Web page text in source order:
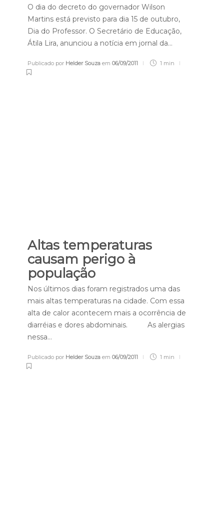
O dia do decreto do governador Wilson
Martins está previsto para dia 15 de outubro,
Dia do Professor. O Secretário de Educação,
Átila Lira, anunciou a notícia em jornal da…
Publicado por Helder Souza em 06/09/2011 1 min
Altas temperaturas
causam perigo à
população
Nos últimos dias foram registrados uma das
mais altas temperaturas na cidade. Com essa
alta de calor acontecem mais a ocorrência de
diarréias e dores abdominais. As alergias
nessa…
Publicado por Helder Souza em 06/09/2011 1 min